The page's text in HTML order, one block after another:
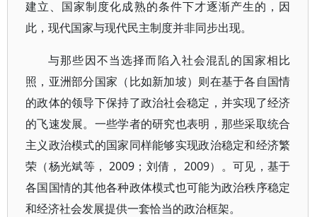
建立、国家制度化成熟的条件下才逐渐产生的，因
此，现代国家与现代民主制度并非同步出现。
与那些因不当选择而陷入社会混乱的国家相比
照，亚洲部分国家（比如新加坡）则在基于各自国情
的政体的领导下保持了政治社会稳定，并实现了经济
的飞速发展。一些学者的研究也表明，那些采取统合
主义政治模式的国家同样能够实现政治稳定和经济繁
荣（杨光斌等， 2009；刘倩， 2009）。可见，基于
各国国情的其他各种政体模式也可能为政治秩序稳定
和经济社会发展提供一套恰当的政治框架。